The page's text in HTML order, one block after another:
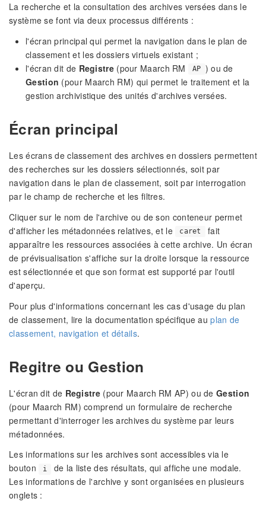
La recherche et la consultation des archives versées dans le
système se font via deux processus différents :
l'écran principal qui permet la navigation dans le plan de
classement et les dossiers virtuels existant ;
l'écran dit de Registre(pour Maarch RM AP ) ou de
Gestion (pour Maarch RM) qui permet le traitement et la
gestion archivistique des unités d'archives versées.
Écran principal
Les écrans de classement des archives en dossiers permettent
des recherches sur les dossiers sélectionnés, soit par
navigation dans le plan de classement, soit par interrogation
par le champ de recherche et les filtres.
Cliquer sur le nom de l'archive ou de son conteneur permet
d'afficher les métadonnées relatives, et le
caret
fait
apparaître les ressources associées à cette archive. Un écran
de prévisualisation s'affiche sur la droite lorsque la ressource
est sélectionnée et que son format est supporté par l'outil
d'aperçu.
Pour plus d'informations concernant les cas d'usage du plan
de classement, lire la documentation spécifique auplan de
classement, navigation et détails.
Regitre ou Gestion
L'écran dit de Registre(pour Maarch RM AP) ou deGestion
(pour Maarch RM) comprend un formulaire de recherche
permettant d'interroger les archives du système par leurs
métadonnées.
Les informations sur les archives sont accessibles via le
bouton
i
de la liste des résultats, qui affiche une modale.
Les informations de l'archive y sont organisées en plusieurs
onglets :